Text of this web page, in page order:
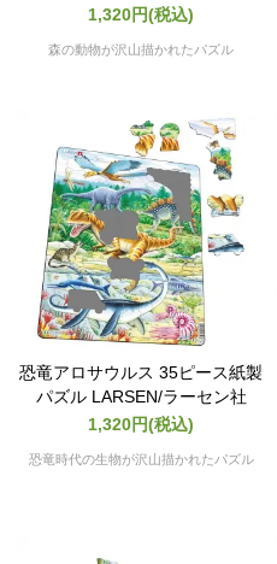
1,320円(税込)
森の動物が沢山描かれたパズル
恐竜アロサウルス 35ピース紙製
パズル LARSEN/ラーセン社
1,320円(税込)
恐竜時代の生物が沢山描かれたパズル